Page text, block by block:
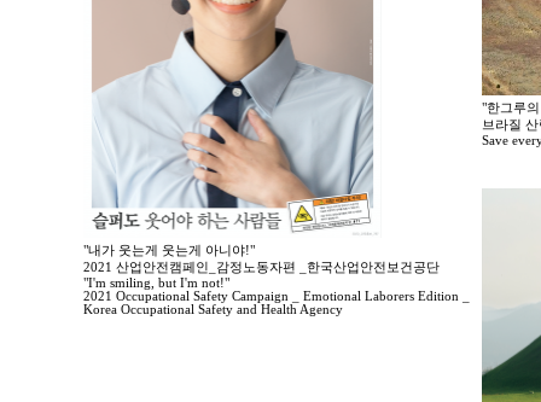
"내가 웃는게 웃는게 아니야!"
2021 산업안전캠페인_감정노동자편 _한국산업안전보건공단
"I'm smiling, but I'm not!"
2021 Occupational Safety Campaign _ Emotional Laborers Edition _
Korea Occupational Safety and Health Agency
"한그루
브라질
Save